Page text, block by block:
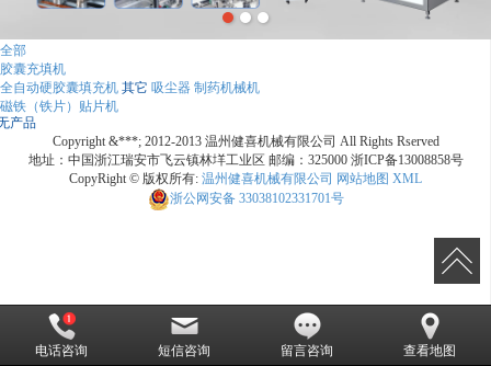
全部
胶囊充填机
全自动硬胶囊填充机其它 吸尘器制药机械机
磁铁（铁片）贴片机
产品
Copyright &***; 2012-2013 温州健喜机械有限公司 All Rights Rserved
地址：中国浙江瑞安市飞云镇林垟工业区 邮编：325000 浙ICP备13008858号
CopyRight © 版权所有: 温州健喜机械有限公司 网站地图 XML
浙公网安备33038102331701号
电话咨询 短信咨询 留言咨询 查看地图